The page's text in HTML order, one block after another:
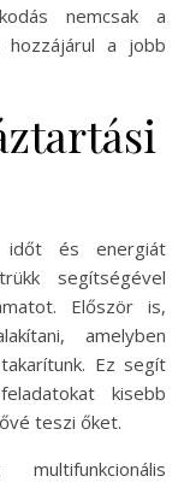
nemcsak a
hozzájárul a jobb
időt és energiát
segítségével
Először is,
amelyben
Ez segít
kisebb
teszi őket.